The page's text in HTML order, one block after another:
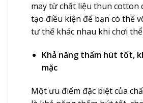
may từ chất liệu thun cotton
tạo điều kiện để bạn có thể
tư thế khác nhau khi chơi
Khả năng thấm hút tốt,
mặc
Một ưu điểm đặc biệt của